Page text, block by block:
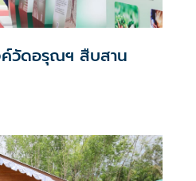
ค์วัดอรุณฯ สืบสาน